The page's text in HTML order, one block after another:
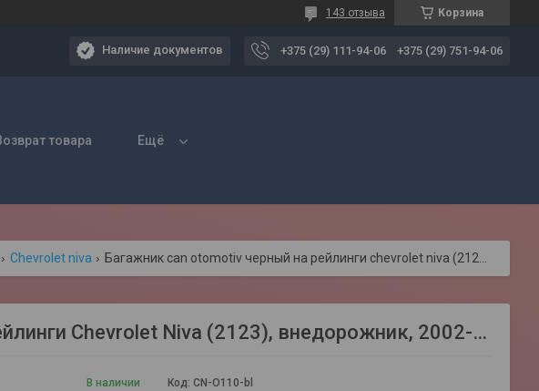
Корзина
143 отзыва
Наличие документов +375 (29) 111-94-06 +375 (29) 751-94-06
товара Ещё
Chevrolet niva
Chevrolet Niva (2123), внедорожник, 2002-…
В наличии Код: CN-O110-bl